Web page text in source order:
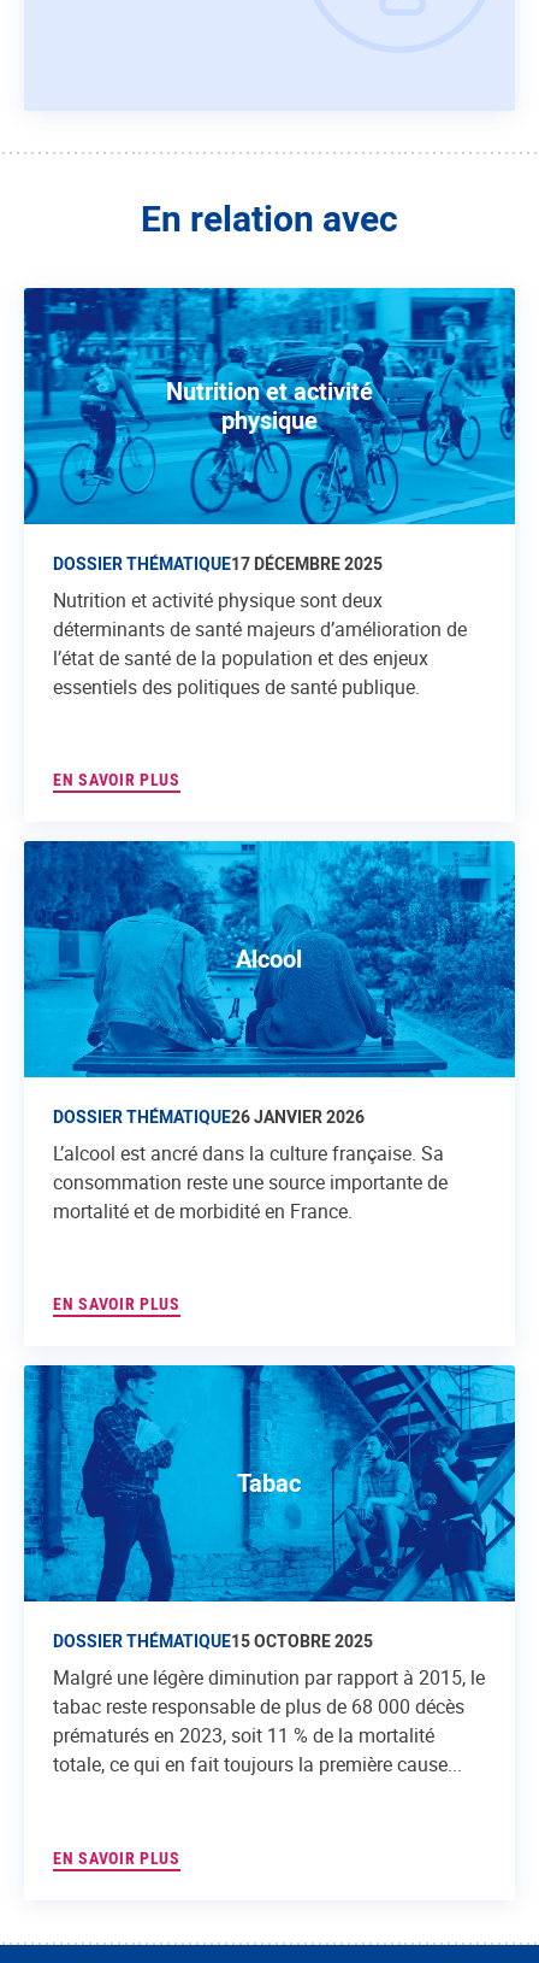
En relation avec
Nutrition et activité
physique
DOSSIER THÉMATIQUE17 DÉCEMBRE 2025
Nutrition et activité physique sont deux
déterminants de santé majeurs d’amélioration de
l’état de santé de la population et des enjeux
essentiels des politiques de santé publique.
EN SAVOIR PLUS
Alcool
DOSSIER THÉMATIQUE26 JANVIER 2026
L’alcool est ancré dans la culture française. Sa
consommation reste une source importante de
mortalité et de morbidité en France.
EN SAVOIR PLUS
Tabac
DOSSIER THÉMATIQUE15 OCTOBRE 2025
Malgré une légère diminution par rapport à 2015, le
tabac reste responsable de plus de 68 000 décès
prématurés en 2023, soit 11 % de la mortalité
totale, ce qui en fait toujours la première cause...
EN SAVOIR PLUS